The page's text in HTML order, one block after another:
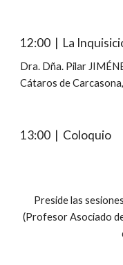
12:00  |  La
Dra. Dña. Pilar
Cátaros de
13:00  |  Coloquio
Preside las
(Profesor Asociado